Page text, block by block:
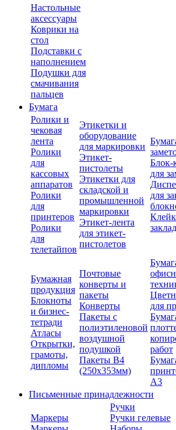
Настольные
аксессуары
Коврики на
стол
Подставки с
наполнением
Подушки для
смачивания
пальцев
Бумага
Ролики и
чековая
лента
Ролики
для
кассовых
аппаратов
Ролики
для
принтеров
Ролики
для
телетайпов
Этикетки и
оборудование
для маркировки
Этикет-
пистолеты
Этикетки для
складской и
промышленной
маркировки
Этикет-лента
для этикет-
пистолетов
Блок-
для
для
Бумажная
продукция
Блокноты
и бизнес-
тетради
Атласы
Открытки,
грамоты,
дипломы
Почтовые
конверты и
пакеты
Конверты
Пакеты с
полиэтиленовой
воздушной
подушкой
Пакеты В4
(250х353мм)
для
работ
А3
Письменные принадлежности
Маркеры
Ручки
Ручки гелевые